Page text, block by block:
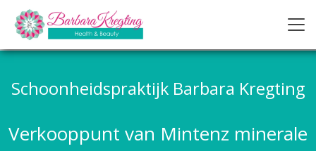
Schoonheidspraktijk Barbara Kregting
Verkooppunt van Mintenz minerale